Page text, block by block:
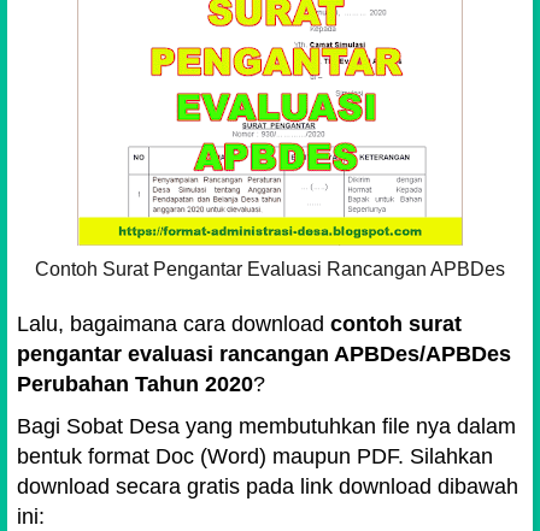
Contoh Surat Pengantar Evaluasi Rancangan APBDes
Lalu, bagaimana cara download contoh surat
pengantar evaluasi rancangan APBDes/APBDes
Perubahan Tahun 2020?
Bagi Sobat Desa yang membutuhkan file nya dalam
bentuk format Doc (Word) maupun PDF. Silahkan
download secara gratis pada link download dibawah
ini: